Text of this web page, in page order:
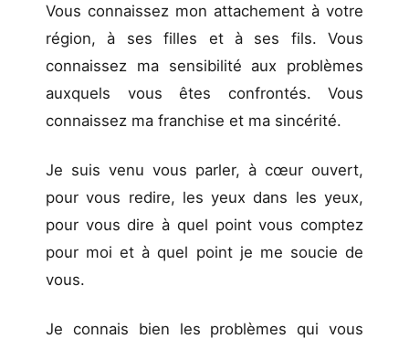
Vous connaissez mon attachement à votre
région, à ses filles et à ses fils. Vous
connaissez ma sensibilité aux problèmes
auxquels vous êtes confrontés. Vous
connaissez ma franchise et ma sincérité.
Je suis venu vous parler, à cœur ouvert,
pour vous redire, les yeux dans les yeux,
pour vous dire à quel point vous comptez
pour moi et à quel point je me soucie de
vous.
Je connais bien les problèmes qui vous